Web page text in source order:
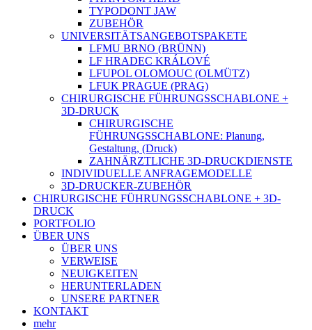
TYPODONT JAW
ZUBEHÖR
UNIVERSITÄTSANGEBOTSPAKETE
LFMU BRNO (BRÜNN)
LF HRADEC KRÁLOVÉ
LFUPOL OLOMOUC (OLMÜTZ)
LFUK PRAGUE (PRAG)
CHIRURGISCHE FÜHRUNGSSCHABLONE +
3D-DRUCK
CHIRURGISCHE
FÜHRUNGSSCHABLONE: Planung,
Gestaltung, (Druck)
ZAHNÄRZTLICHE 3D-DRUCKDIENSTE
INDIVIDUELLE ANFRAGEMODELLE
3D-DRUCKER-ZUBEHÖR
CHIRURGISCHE FÜHRUNGSSCHABLONE + 3D-
DRUCK
PORTFOLIO
ÜBER UNS
ÜBER UNS
VERWEISE
NEUIGKEITEN
HERUNTERLADEN
UNSERE PARTNER
KONTAKT
mehr